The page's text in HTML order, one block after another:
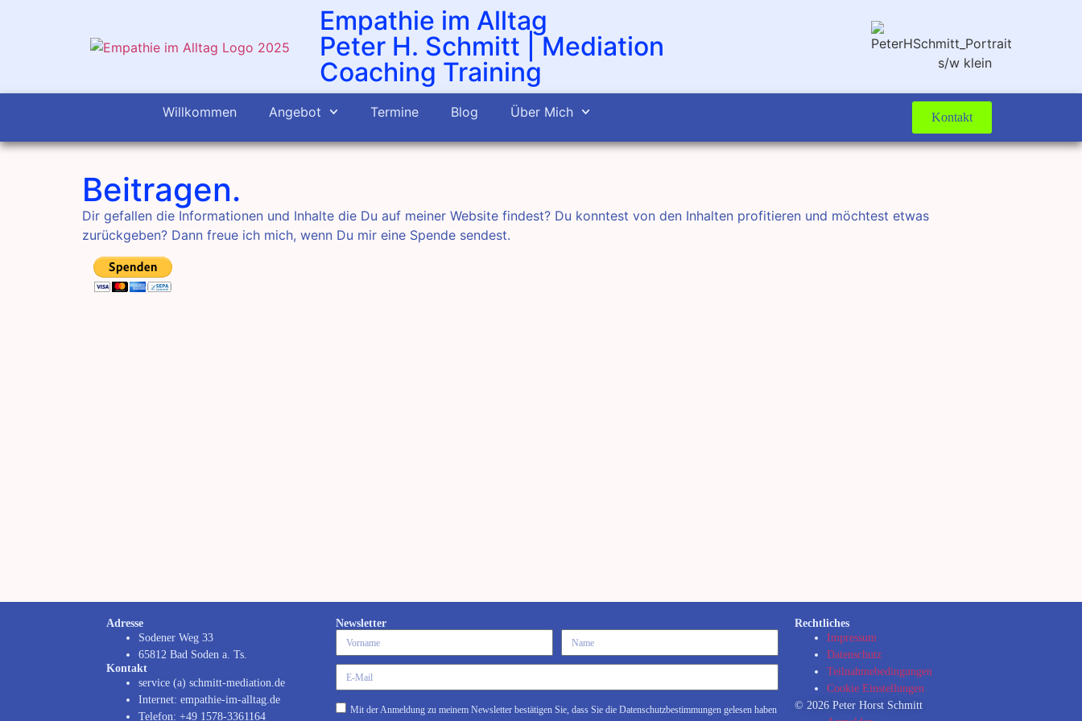
Empathie im Alltag
Peter H. Schmitt | Mediation
Coaching Training
Willkommen Angebot Termine Blog Über Mich Kontakt
Beitragen.
Dir gefallen die Informationen und Inhalte die Du auf meiner Website findest? Du konntest von den Inhalten profitieren und möchtest etwas
zurückgeben? Dann freue ich mich, wenn Du mir eine Spende sendest.
Adresse
Sodener Weg 33
65812 Bad Soden a. Ts.
Kontakt
service (a) schmitt-mediation.de
Internet: empathie-im-alltag.de
Telefon: +49 1578-3361164
Newsletter
Mit der Anmeldung zu meinem Newsletter bestätigen Sie, dass Sie die Datenschutzbestimmungen gelesen haben
Rechtliches
Impressum
Datenschutz
Teilnahmebedingungen
Cookie Einstellungen
© 2026 Peter Horst Schmitt